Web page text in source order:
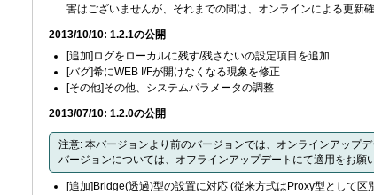
害はございませんが、それまでの間は、オンラインによる更新
2013/10/10: 1.2.1の公開
[追加]ログをローカルに残す/残さないの設定項目を追加
[バグ]希にWEB I/Fが開けなくなる現象を修正
[その他]その他、システムパラメータの調整
2013/07/10: 1.2.0の公開
注意: 本バージョンより前のバージョンでは、オンラインアップ
バージョンについては、オフラインアップデートにて適用をお願
[追加]Bridge(透過)型の設置に対応 (従来方式はProxy型として区